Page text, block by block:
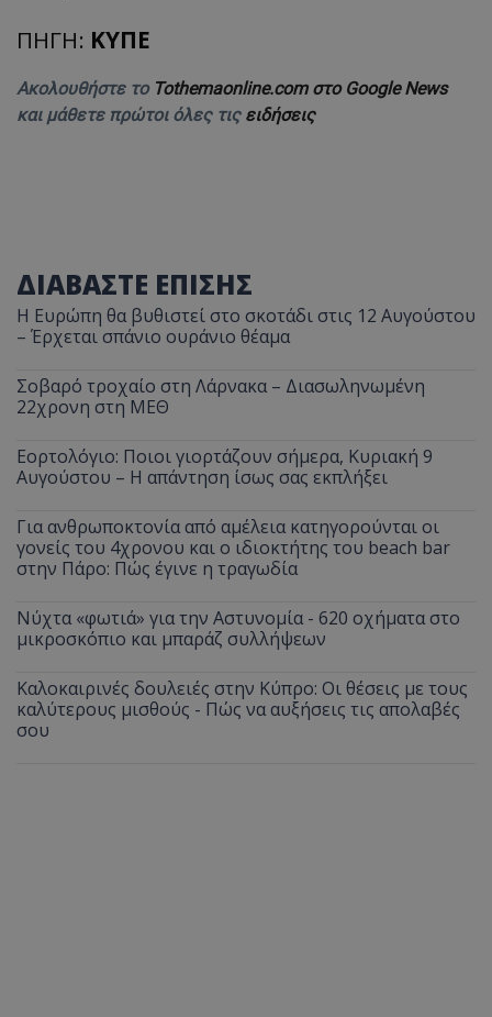
ΠΗΓΗ: ΚΥΠΕ
Ακολουθήστε το Tothemaonline.com στο Google News
και μάθετε πρώτοι όλες τις ειδήσεις
ΔΙΑΒΑΣΤΕ ΕΠΙΣΗΣ
Η Ευρώπη θα βυθιστεί στο σκοτάδι στις 12 Αυγούστου
– Έρχεται σπάνιο ουράνιο θέαμα
Σοβαρό τροχαίο στη Λάρνακα – Διασωληνωμένη
22χρονη στη ΜΕΘ
Εορτολόγιο: Ποιοι γιορτάζουν σήμερα, Κυριακή 9
Αυγούστου – Η απάντηση ίσως σας εκπλήξει
Για ανθρωποκτονία από αμέλεια κατηγορούνται οι
γονείς του 4χρονου και ο ιδιοκτήτης του beach bar
στην Πάρο: Πώς έγινε η τραγωδία
Νύχτα «φωτιά» για την Αστυνομία - 620 οχήματα στο
μικροσκόπιο και μπαράζ συλλήψεων
Καλοκαιρινές δουλειές στην Κύπρο: Οι θέσεις με τους
καλύτερους μισθούς - Πώς να αυξήσεις τις απολαβές
σου